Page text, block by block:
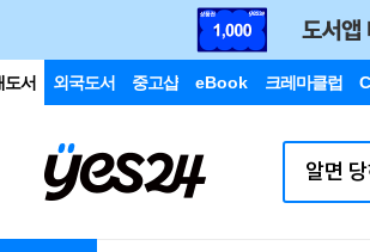
도서 외국도서 중고샵 eBook 크레마클럽